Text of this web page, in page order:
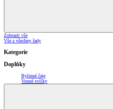
Zobrazit vše
Vše z všechny řady
Kategorie
Doplňky
Bylinné čaje
Vonné svíčky